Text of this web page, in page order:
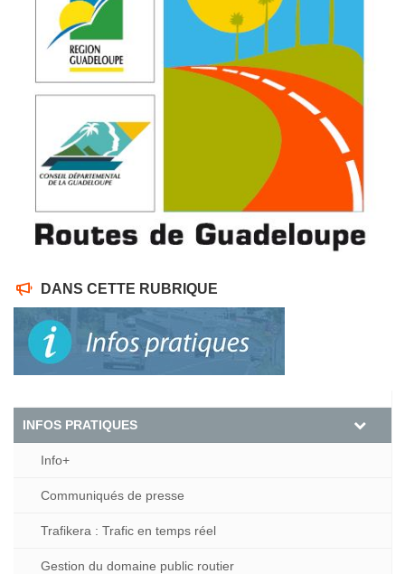
DANS CETTE RUBRIQUE
INFOS PRATIQUES
Info+
Communiqués de presse
Trafikera : Trafic en temps réel
Gestion du domaine public routier